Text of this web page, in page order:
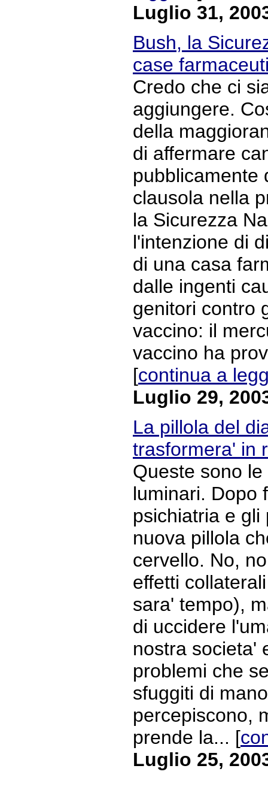
Luglio 31,
Bush, la
case
Credo che ci
aggiungere.
della
di affermare
pubblicamente
clausola nella
la Sicurezza
l'intenzione di
di una casa
dalle ingenti
genitori contro
vaccino: il
vaccino ha
[continua a
Luglio 29,
La pillola del
trasformera' in
Queste sono
luminari. Dopo
psichiatria e
nuova pillola
cervello. No,
effetti
sara' tempo),
di uccidere
nostra societa'
problemi che
sfuggiti di
percepiscono,
prende la... [
Luglio 25,